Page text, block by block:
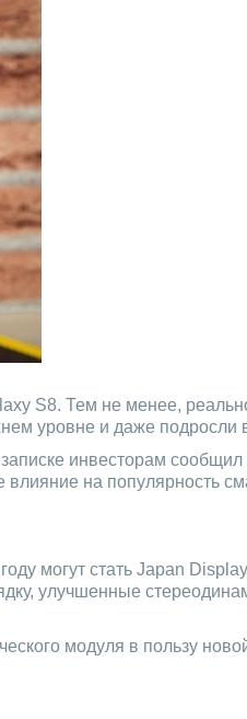
S8. Тем не менее,
уровне и даже подросли
инвесторам
на популярность
могут стать Japan
улучшенные
модуля в пользу